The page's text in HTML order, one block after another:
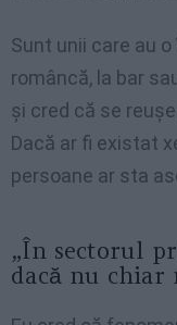
Sunt unii care au
româncă, la bar
şi cred că se
Dacă ar fi existat
persoane ar sta
„În sectorul
dacă nu